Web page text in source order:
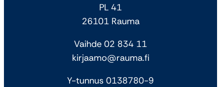
PL 41
26101 Rauma
Vaihde 02 834 11
kirjaamo@rauma.fi
Y-tunnus 0138780-9